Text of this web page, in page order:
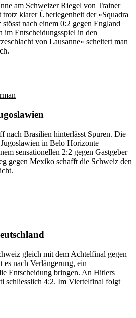
am Schweizer Riegel von Trainer
klarer Überlegenheit der «Squadra
nach einem 0:2 gegen England
im Entscheidungsspiel in den
von Lausanne» scheitert man
nach Brasilien hinterlässt Spuren. Die
in Belo Horizonte
sensationellen 2:2 gegen Gastgeber
gegen Mexiko schafft die Schweiz den
gleich mit dem Achtelfinal gegen
es nach Verlängerung, ein
Entscheidung bringen. An Hitlers
schliesslich 4:2. Im Viertelfinal folgt